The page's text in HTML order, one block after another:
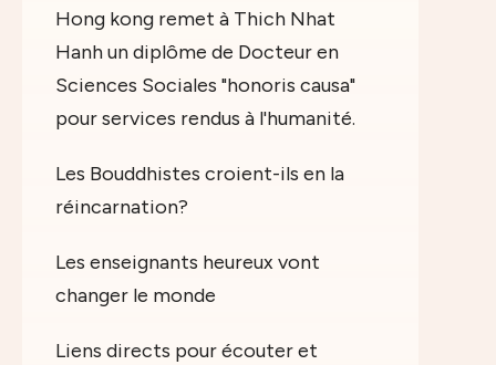
Hong kong remet à Thich Nhat
Hanh un diplôme de Docteur en
Sciences Sociales "honoris causa"
pour services rendus à l'humanité.
Les Bouddhistes croient-ils en la
réincarnation?
Les enseignants heureux vont
changer le monde
Liens directs pour écouter et